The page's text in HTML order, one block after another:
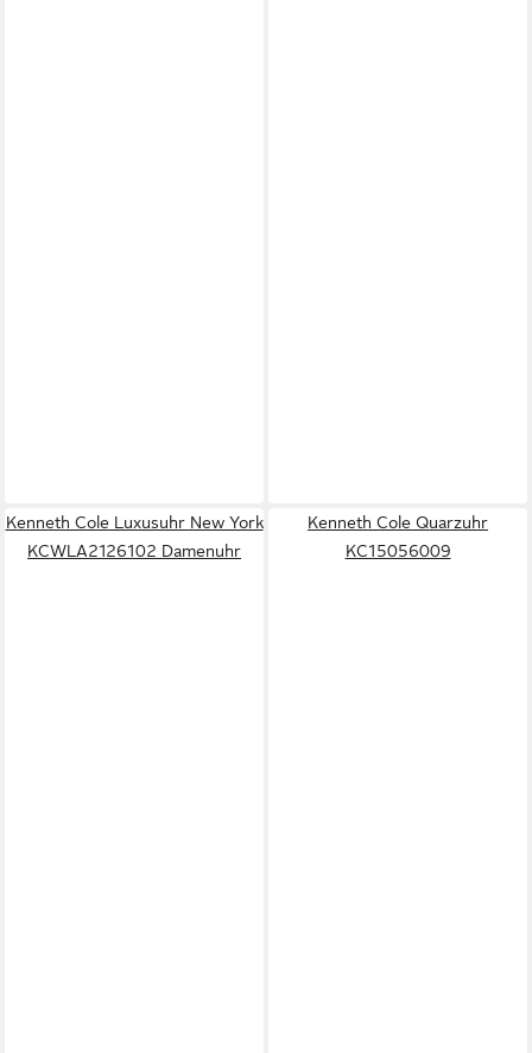
Kenneth Cole Luxusuhr New York
KCWLA2126102 Damenuhr
Kenneth Cole Quarzuhr
KC15056009